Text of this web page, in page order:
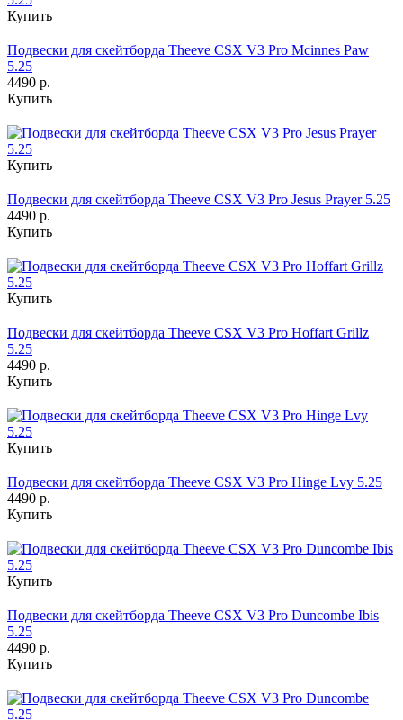
Купить
Подвески для скейтборда Theeve CSX V3 Pro Mcinnes Paw
5.25
4490 р.
Купить
Купить
Подвески для скейтборда Theeve CSX V3 Pro Jesus Prayer 5.25
4490 р.
Купить
Купить
Подвески для скейтборда Theeve CSX V3 Pro Hoffart Grillz
5.25
4490 р.
Купить
Купить
Подвески для скейтборда Theeve CSX V3 Pro Hinge Lvy 5.25
4490 р.
Купить
Купить
Подвески для скейтборда Theeve CSX V3 Pro Duncombe Ibis
5.25
4490 р.
Купить